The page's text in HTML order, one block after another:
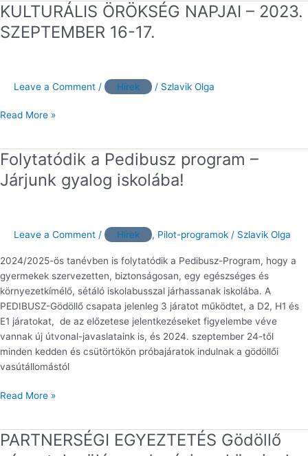
KULTURÁLIS ÖRÖKSÉG NAPJAI – 2023.
SZEPTEMBER 16-17.
Leave a Comment / Hírek / Szlavik Olga
KULTURÁLIS
ÖRÖKSÉG
NAPJAI
SZEPTEMBER
17.
Read More »
Folytatódik a Pedibusz program –
Járjunk gyalog iskolába!
Leave a Comment / Hírek , Pilot-programok / Szlavik Olga
2024/2025-ös tanévben is folytatódik a Pedibusz-Program, hogy a
gyermekek szervezetten, biztonságosan, egy egészséges és
környezetkímélő, sétáló iskolabusszal járhassanak iskolába. A
PEDIBUSZ-Gödöllő csapata jelenleg 3 járatot működtet, a D2, H1 és
E1 járatokat, de az előzetese jelentkezéseket figyelembe véve
vannak új útvonal-javaslataink is, és 2024. szeptember 24-től
minden kedden és csütörtökön próbajáratok indulnak a gödöllői
vasútállomástól
Folytatódik
Pedibusz
Járjunk
iskolába!
Read More »
PARTNERSÉGI EGYEZTETÉS Gödöllő
PARTNERSÉGI
EGYEZTETÉS